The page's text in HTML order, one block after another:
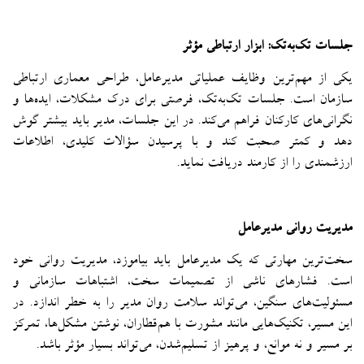
جلسات تک‌به‌تک: ابزار ارتباطی مؤثر
یکی از مهم‌ترین وظایف عملیاتی مدیرعامل، طراحی معماری ارتباطی
سازمان است. جلسات تک‌به‌تک، فرصتی برای درک مشکلات، ایده‌ها و
نگرانی‌های کارکنان فراهم می‌کند. در این جلسات، مدیر باید بیشتر گوش
دهد و کمتر صحبت کند و با پرسیدن سؤالات کلیدی، اطلاعات
ارزشمندی را از کارمند دریافت نماید.
مدیریت روانی مدیرعامل
سخت‌ترین مهارتی که یک مدیرعامل باید بیاموزد، مدیریت روانی خود
است. فشارهای ناشی از تصمیمات سخت، اشتباهات سازمانی و
مسئولیت‌های سنگین، می‌تواند سلامت روان مدیر را به خطر اندازد. در
این مسیر، تکنیک‌هایی مانند مشورت با هم‌قطاران، نوشتن مشکل‌ها، تمرکز
بر مسیر و نه موانع، و پرهیز از تسلیم‌شدن، می‌تواند بسیار مؤثر باشد.